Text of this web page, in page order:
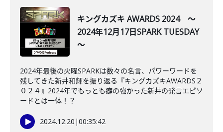
キングカズキ AWARDS 2024 ～
2024年12月17日SPARK TUESDAY
～
2024年最後の火曜SPARKは数々の名言、パワーワードを
残してきた新井和輝を振り返る『キングカズキAWARDS２
０２４』2024年でもっとも癖の強かった新井の発言エピソ
ードとは一体！？
2024.12.20 |00:35:42